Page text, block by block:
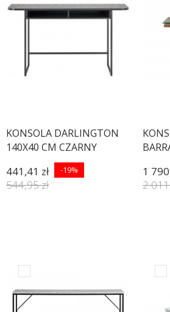
KONSOLA DARLINGTON
140X40 CM CZARNY
441,41 zł -19%
544,95 zł
1
2